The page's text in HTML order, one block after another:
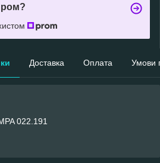
Доставка Оплата Умови
022.191